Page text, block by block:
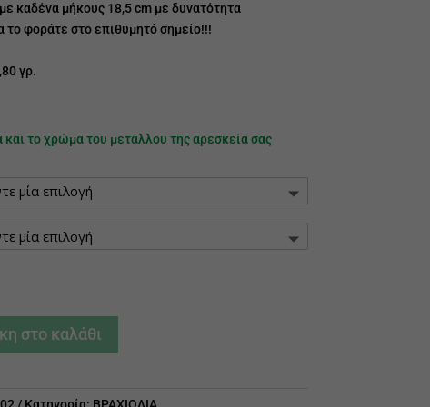
καδένα μήκους 18,5 cm με δυνατότητα
το φοράτε στο επιθυμητό σημείο!!!
γρ.
και το χρώμα του μετάλλου της αρεσκεία σας
στο καλάθι